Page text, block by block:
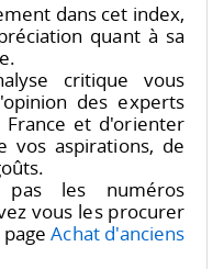
dans cet index,
quant à sa
critique vous
des experts
et d'orienter
vos aspirations, de
les numéros
vous les procurer
pageAchat d'anciens